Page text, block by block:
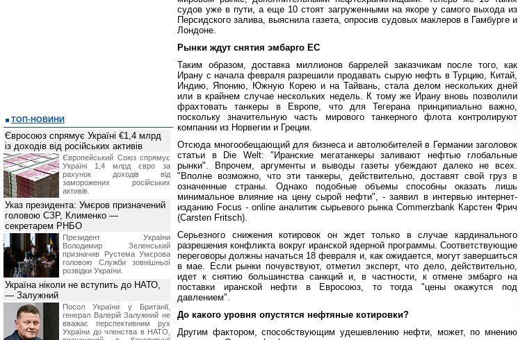
судов уже в пути, а еще 10 стоят загруженными на якоре у самого выхода из
Персидского залива, выяснила газета, опросив судовых маклеров в Гамбурге и
Лондоне.
Рынки ждут снятия эмбарго ЕС
Таким образом, доставка миллионов баррелей заказчикам после того, как
Ирану с начала февраля разрешили продавать сырую нефть в Турцию, Китай,
Индию, Японию, Южную Корею и на Тайвань, стала делом нескольких дней
или в крайнем случае нескольких недель. К тому же Ирану вновь позволили
фрахтовать танкеры в Европе, что для Тегерана принципиально важно,
поскольку значительную часть мирового танкерного флота контролируют
компании из Норвегии и Греции.
Отсюда многообещающий для бизнеса и автолюбителей в Германии заголовок
статьи в Die Welt: "Иранские мегатанкеры заливают нефтью глобальные
рынки". Впрочем, аргументы и выводы газеты убеждают далеко не всех.
"Вполне возможно, что эти танкеры, действительно, доставят свой груз в
означенные страны. Однако подобные объемы способны оказать лишь
минимальное влияние на цену сырой нефти", - заявил в интервью интернет-
изданию Focus - online аналитик сырьевого рынка Commerzbank Карстен Фрич
(Carsten Fritsch).
Серьезного снижения котировок он ждет только в случае кардинального
разрешения конфликта вокруг иранской ядерной программы. Соответствующие
переговоры должны начаться 18 февраля и, как ожидается, могут завершиться
в мае. Если рынки почувствуют, отметил эксперт, что дело, действительно,
идет к снятию большинства санкций и, в частности, к отмене эмбарго на
поставки иранской нефти в Евросоюз, то тогда "цены окажутся под
давлением".
До какого уровня опустятся нефтяные котировки?
Другим фактором, способствующим удешевлению нефти, может, по мнению
ТОП-НОВИНИ
Євросоюз спрямує Україні €1,4 млрд
із доходів від російських активів
Європейський Союз спрямує
Україні 1,4 млрд євро за
рахунок доходів від
заморожених російських
активів.
Указ президента: Умєров призначений
головою СЗР, Клименко —
секретарем РНБО
Президент України
Володимир Зеленський
призначив Pустема Умєрова
головою Служби зовнішньої
розвідки України.
Україна ніколи не вступить до НАТО,
— Залужний
Посол України у Британії,
генерал Валерій Залужний не
вважає перспективним рух
України до членства в НАТО,